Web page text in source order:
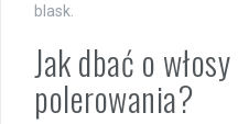
blask.
Jak dbać o
polerowania?